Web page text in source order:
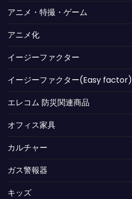
アニメ・特撮・ゲーム
アニメ化
イージーファクター
イージーファクター(Easy factor)
エレコム 防災関連商品
オフィス家具
カルチャー
ガス警報器
キッズ